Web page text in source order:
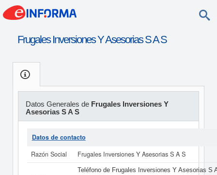
Frugales Inversiones Y Asesorias S A S
Datos Generales de Frugales Inversiones Y
Asesorias S A S
Datos de contacto
Razón Social
Frugales Inversiones Y Asesorias S A S
Teléfono de Frugales Inversiones Y Asesorias S